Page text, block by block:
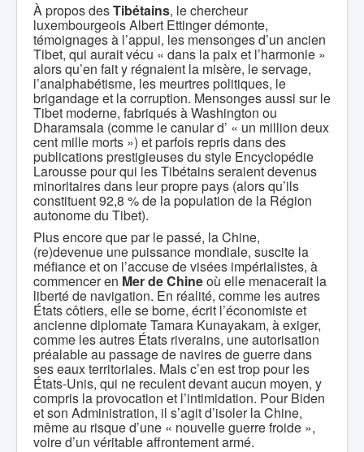
À propos desTibétains, le chercheur
luxembourgeois Albert Ettinger démonte,
témoignages à l’appui, les mensonges d’un ancien
Tibet, qui aurait vécu « dans la paix et l’harmonie »
alors qu’en fait y régnaient la misère, le servage,
l’analphabétisme, les meurtres politiques, le
brigandage et la corruption. Mensonges aussi sur le
Tibet moderne, fabriqués à Washington ou
Dharamsala (comme le canular d’ « un million deux
cent mille morts ») et parfois repris dans des
publications prestigieuses du style Encyclopédie
Larousse pour qui les Tibétains seraient devenus
minoritaires dans leur propre pays (alors qu’ils
constituent 92,8 % de la population de la Région
autonome du Tibet).
Plus encore que par le passé, la Chine,
(re)devenue une puissance mondiale, suscite la
méfiance et on l’accuse de visées impérialistes, à
commencer en Mer de Chineoù elle menacerait la
liberté de navigation. En réalité, comme les autres
États côtiers, elle se borne, écrit l’économiste et
ancienne diplomate Tamara Kunayakam, à exiger,
comme les autres États riverains, une autorisation
préalable au passage de navires de guerre dans
ses eaux territoriales. Mais c’en est trop pour les
États-Unis, qui ne reculent devant aucun moyen, y
compris la provocation et l’intimidation. Pour Biden
et son Administration, il s’agit d’isoler la Chine,
même au risque d’une « nouvelle guerre froide »,
voire d’un véritable affrontement armé.